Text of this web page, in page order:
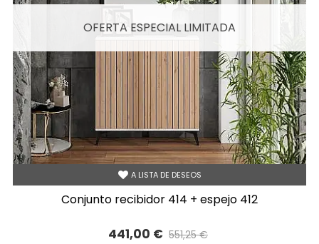
A LISTA DE DESEOS
OFERTA ESPECIAL LIMITADA
conjunto recibidor 414 + espejo 412
441,00 € 551,25 €